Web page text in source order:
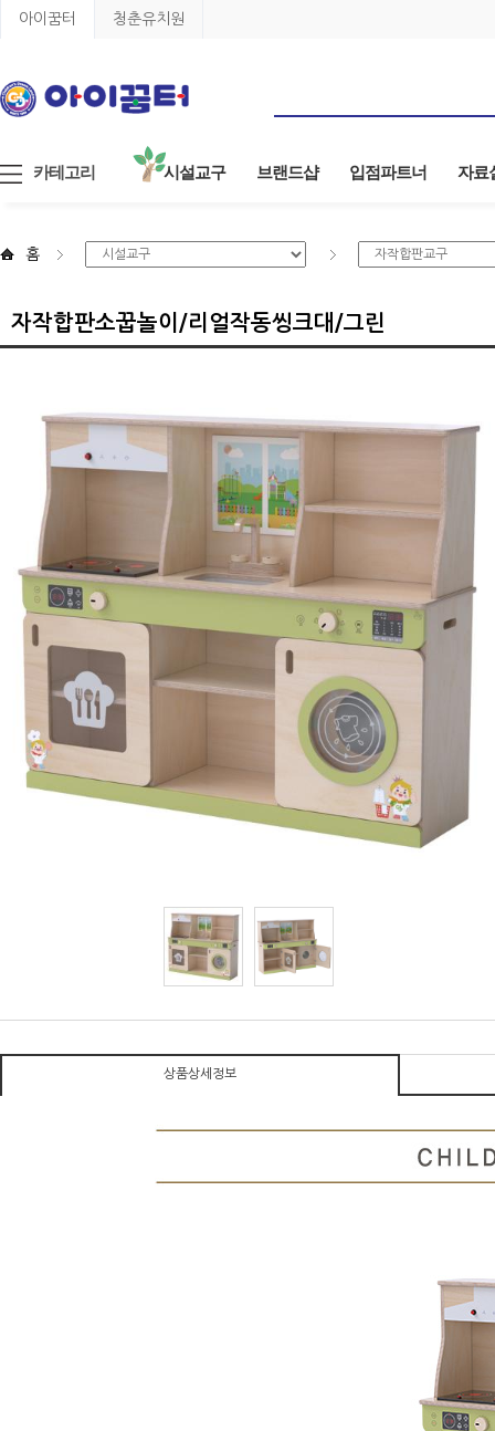
아이꿈터 청춘유치원
카테고리 시설교구 브랜드샵 입점파트너 자료
홈
자작합판소꿉놀이/리얼작동씽크대/그린
상품상세정보